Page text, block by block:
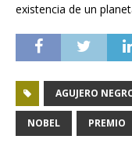
existencia de un
AGUJERO
NOBEL PREMIO